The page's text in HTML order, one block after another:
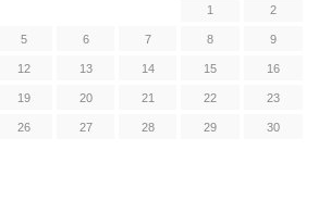
1 2
5 6 7 8 9
12 13 14 15 16
19 20 21 22 23
26 27 28 29 30